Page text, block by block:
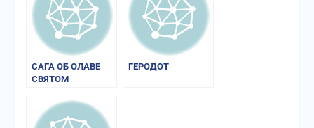
САГА ОБ ОЛАВЕ
СВЯТОМ
ГЕРОДОТ